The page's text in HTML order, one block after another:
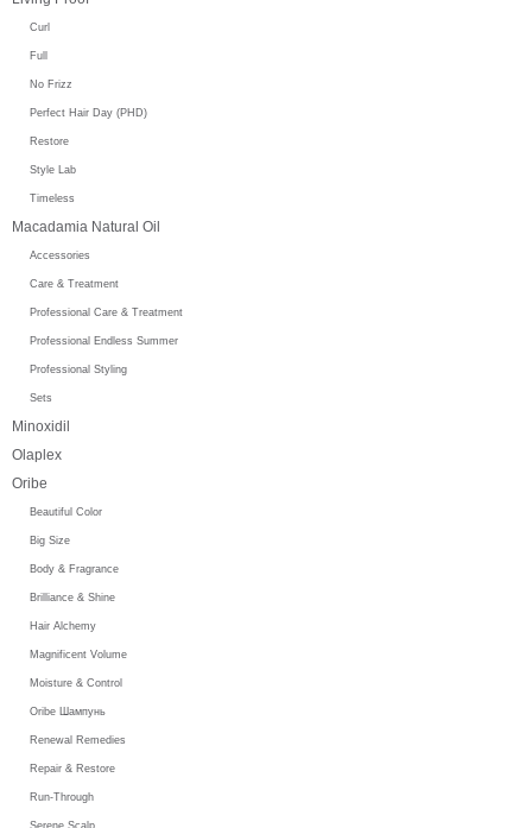
Curl
Full
No Frizz
Perfect Hair Day (PHD)
Restore
Style Lab
Timeless
Macadamia Natural Oil
Accessories
Care & Treatment
Professional Care & Treatment
Professional Endless Summer
Professional Styling
Sets
Minoxidil
Olaplex
Oribe
Beautiful Color
Big Size
Body & Fragrance
Brilliance & Shine
Hair Alchemy
Magnificent Volume
Moisture & Control
Oribe Шампунь
Renewal Remedies
Repair & Restore
Run-Through
Serene Scalp